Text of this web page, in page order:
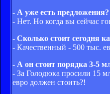
- А уже есть предложения?
- Нет. Но когда вы сейчас
- Сколько стоит сегодня
- Качественный - 500 тыс.
- А он стоит порядка 3-5
- За Голодюка просили 15
евро должен стоить?!